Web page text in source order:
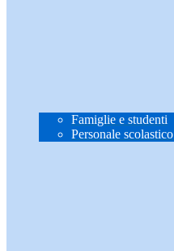
Famiglie e studenti
Personale scolastico